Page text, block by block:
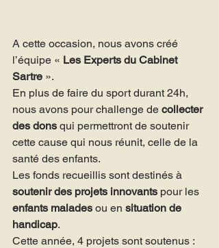
A cette occasion, nous avons créé
l’équipe « Les Experts du Cabinet
Sartre ».
En plus de faire du sport durant 24h,
nous avons pour challenge de collecter
des dons qui permettront de soutenir
cette cause qui nous réunit, celle de la
santé des enfants.
Les fonds recueillis sont destinés à
soutenir des projets innovants pour les
enfants malades ou en situation de
handicap.
Cette année, 4 projets sont soutenus :